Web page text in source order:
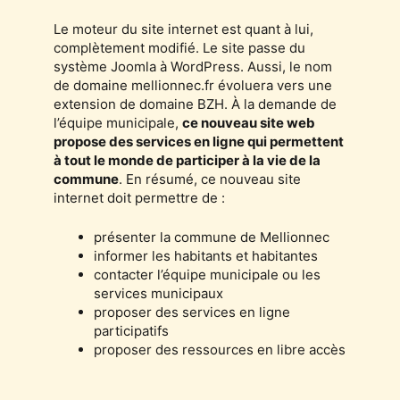
Le moteur du site internet est quant à lui,
complètement modifié. Le site passe du
système Joomla à WordPress. Aussi, le nom
de domaine mellionnec.fr évoluera vers une
extension de domaine BZH. À la demande de
l’équipe municipale, ce nouveau site web
propose des services en ligne qui permettent
à tout le monde de participer à la vie de la
commune. En résumé, ce nouveau site
internet doit permettre de :
présenter la commune de Mellionnec
informer les habitants et habitantes
contacter l’équipe municipale ou les
services municipaux
proposer des services en ligne
participatifs
proposer des ressources en libre accès